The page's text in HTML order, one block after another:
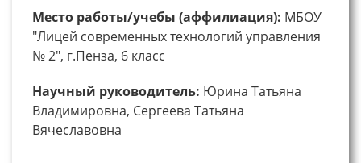
Место работы/учебы (аффилиация): МБОУ
"Лицей современных технологий управления
№ 2", г.Пенза, 6 класс
Научный руководитель: Юрина Татьяна
Владимировна, Сергеева Татьяна
Вячеславовна